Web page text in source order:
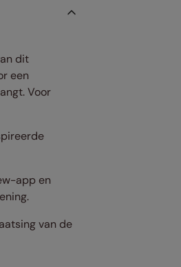
dit
een
Voor
app en
van de